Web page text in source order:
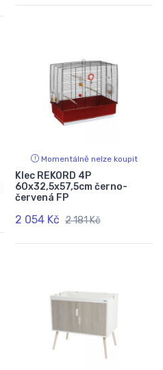
Momentálně nelze koupit
Klec REKORD 4P
60x32,5x57,5cm černo-
červená FP
2 054 Kč 2 181 Kč